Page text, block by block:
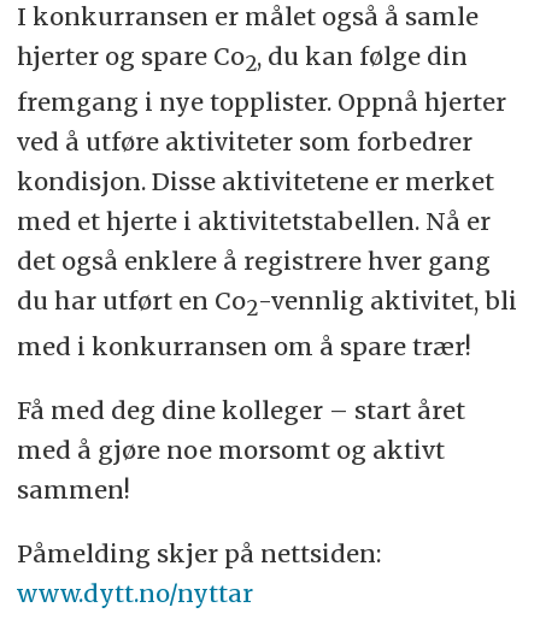
I konkurransen er målet også å samle
hjerter og spare Co2, du kan følge din
fremgang i nye topplister. Oppnå hjerter
ved å utføre aktiviteter som forbedrer
kondisjon. Disse aktivitetene er merket
med et hjerte i aktivitetstabellen. Nå er
det også enklere å registrere hver gang
du har utført en Co2-vennlig aktivitet, bli
med i konkurransen om å spare trær!
Få med deg dine kolleger – start året
med å gjøre noe morsomt og aktivt
sammen!
Påmelding skjer på nettsiden:
www.dytt.no/nyttar